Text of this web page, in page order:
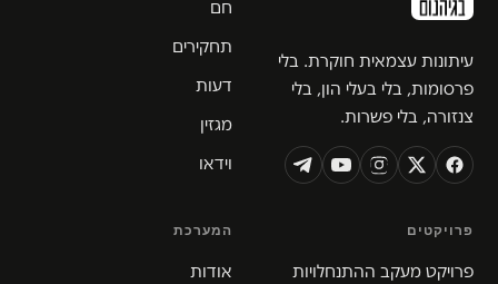
עיתונות עצמאית חוקרת. בלי
פרסומות, בלי בעלי הון, בלי
צנזורה, בלי פשרות.
חם
תחקירים
דעות
מגזין
וידאו
פרויקטים
פרויקט מעקב ההתנחלויות
המערכת
אודות